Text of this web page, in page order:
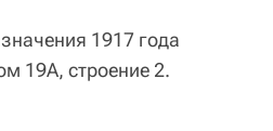
1917 года
19А, строение 2.